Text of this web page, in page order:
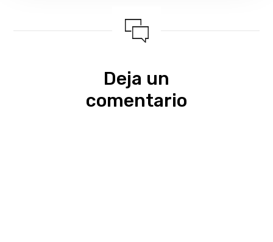
Deja un
comentario